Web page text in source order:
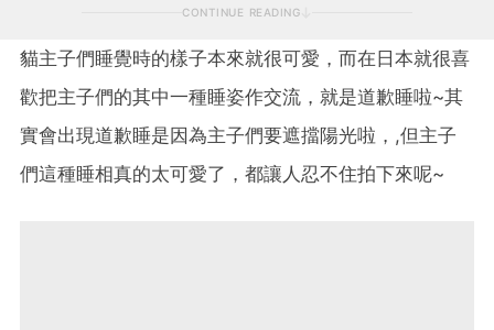
CONTINUE READING
貓主子們睡覺時的樣子本來就很可愛，而在日本就很喜
歡把主子們的其中一種睡姿作交流，就是道歉睡啦~其
實會出現道歉睡是因為主子們要遮擋陽光啦，,但主子
們這種睡相真的太可愛了，都讓人忍不住拍下來呢~